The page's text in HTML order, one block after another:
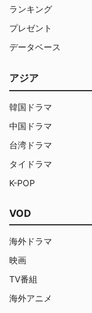
ランキング
プレゼント
データベース
アジア
韓国ドラマ
中国ドラマ
台湾ドラマ
タイドラマ
K-POP
VOD
海外ドラマ
映画
TV番組
海外アニメ